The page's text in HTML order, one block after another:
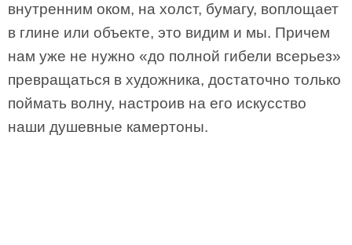
внутренним оком, на холст, бумагу, воплощает
в глине или объекте, это видим и мы. Причем
нам уже не нужно «до полной гибели всерьез»
превращаться в художника, достаточно только
поймать волну, настроив на его искусство
наши душевные камертоны.